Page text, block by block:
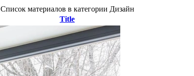
Список материалов в категории Дизайн
Title